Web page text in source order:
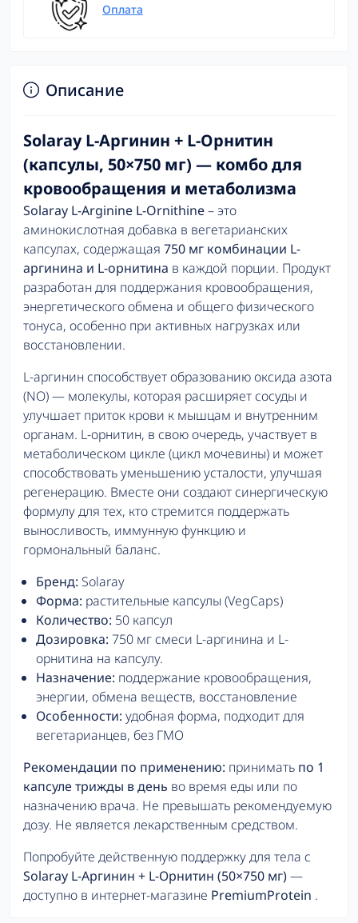
Оплата
Описание
Solaray L-Аргинин + L-Орнитин
(капсулы, 50×750 мг) — комбо для
кровообращения и метаболизма
Solaray L-Arginine L-Ornithine– это
аминокислотная добавка в вегетарианских
капсулах, содержащая 750 мг комбинации L-
аргинина и L-орнитина в каждой порции. Продукт
разработан для поддержания кровообращения,
энергетического обмена и общего физического
тонуса, особенно при активных нагрузках или
восстановлении.
L-аргинин способствует образованию оксида азота
(NO) — молекулы, которая расширяет сосуды и
улучшает приток крови к мышцам и внутренним
органам. L-орнитин, в свою очередь, участвует в
метаболическом цикле (цикл мочевины) и может
способствовать уменьшению усталости, улучшая
регенерацию. Вместе они создают синергическую
формулу для тех, кто стремится поддержать
выносливость, иммунную функцию и
гормональный баланс.
Бренд: Solaray
Форма: растительные капсулы (VegCaps)
Количество: 50 капсул
Дозировка: 750 мг смеси L-аргинина и L-
орнитина на капсулу.
Назначение: поддержание кровообращения,
энергии, обмена веществ, восстановление
Особенности: удобная форма, подходит для
вегетарианцев, без ГМО
Рекомендации по применению: принимать по 1
капсуле трижды в день во время еды или по
назначению врача. Не превышать рекомендуемую
дозу. Не является лекарственным средством.
Попробуйте действенную поддержку для тела с
Solaray L-Аргинин + L-Орнитин (50×750 мг)—
доступно в интернет-магазине PremiumProtein .